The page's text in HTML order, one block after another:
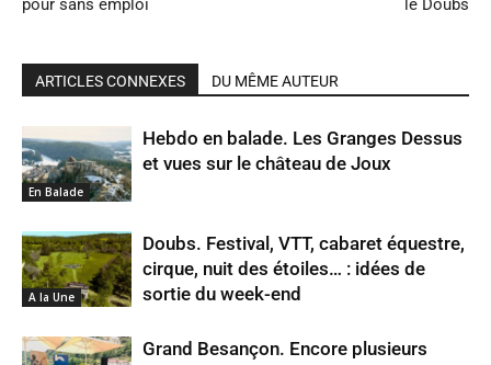
pour sans emploi le Doubs
ARTICLES CONNEXES DU MÊME AUTEUR
En Balade
Hebdo en balade. Les Granges Dessus
et vues sur le château de Joux
A la Une
Doubs. Festival, VTT, cabaret équestre,
cirque, nuit des étoiles… : idées de
sortie du week-end
Grand Besançon. Encore plusieurs